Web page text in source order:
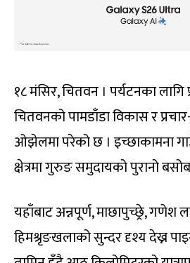
१८ मंसिर, चितवन । पर्यटनका
चितवनको पामडाँडा विकास र
ओझेलमा परेको छ । इच्छाकामना
क्षेत्रमा गुरुङ समुदायको पुरानो
यहाँबाट अन्नपूर्ण, माछापुच्छ्रे, गणेश
हिमश्रृङखलाको सुन्दर दृश्य देख्न